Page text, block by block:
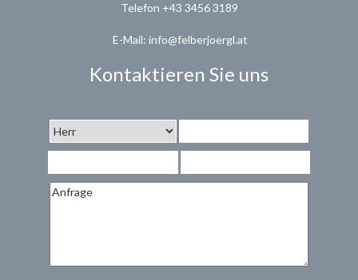
Telefon +43 3456 3189
E-Mail: info@felberjoergl.at
Kontaktieren Sie uns